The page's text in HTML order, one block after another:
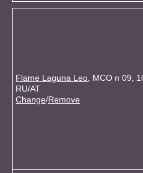
Flame Laguna Leo , MCO n 09,
RU/AT
Change/Remove